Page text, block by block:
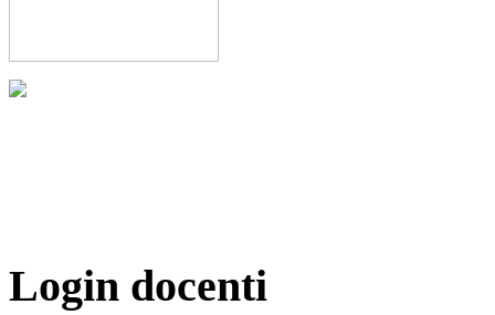
Login docenti